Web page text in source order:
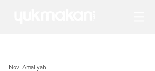
Novi Amaliyah